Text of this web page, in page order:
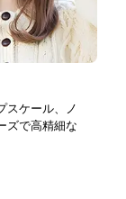
スケール、ノ
ズで高精細な